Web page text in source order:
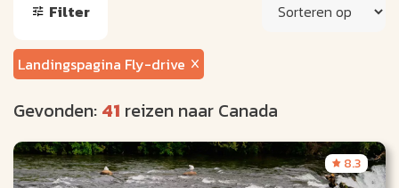
Filter
Landingspagina Fly-drive
Gevonden: 41 reizen naar Canada
8.3